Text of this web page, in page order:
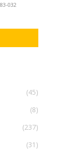
032
(45)
(8)
(237)
(31)